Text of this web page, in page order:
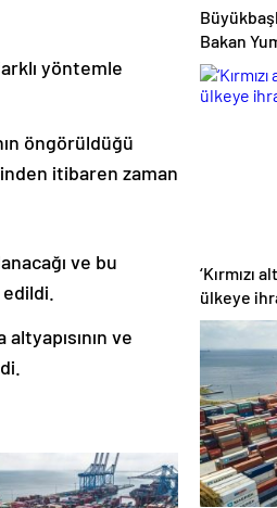
yöntemle
öngörüldüğü
itibaren zaman
ve bu
edildi.
ve
Bakan
‘Kırmızı
ülkeye